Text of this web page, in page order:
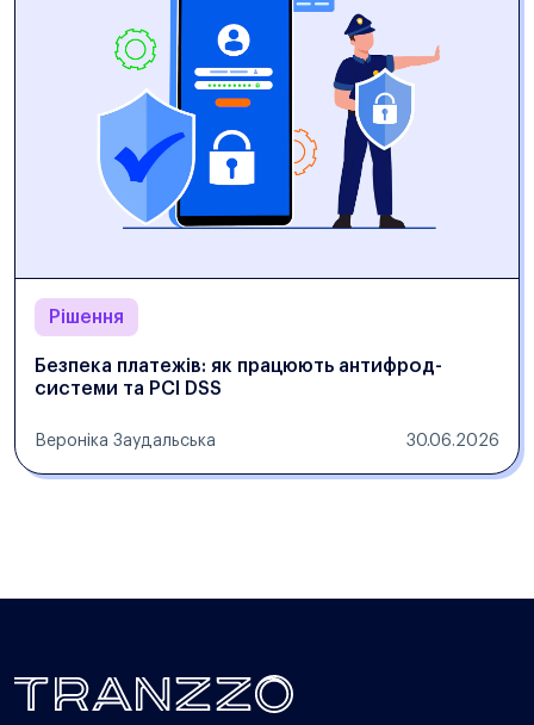
Рішення
Безпека платежів: як працюють антифрод-
системи та PCI DSS
Вероніка Заудальська 30.06.2026